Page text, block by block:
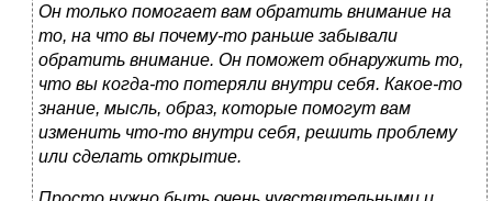
Он только помогает вам обратить внимание на
то, на что вы почему-то раньше забывали
обратить внимание. Он поможет обнаружить то,
что вы когда-то потеряли внутри себя. Какое-то
знание, мысль, образ, которые помогут вам
изменить что-то внутри себя, решить проблему
или сделать открытие.